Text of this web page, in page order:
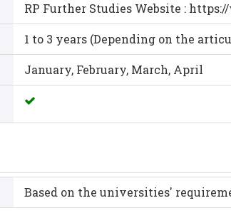
RP Further Studies Website :
1 to 3 years (Depending on the
January, February, March, April
Based on the universities'